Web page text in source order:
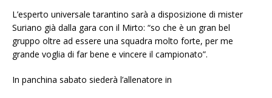
L’esperto universale tarantino sarà a disposizione di mister
Suriano già dalla gara con il Mirto: “so che è un gran bel
gruppo oltre ad essere una squadra molto forte, per me
grande voglia di far bene e vincere il campionato”.
In panchina sabato siederà l’allenatore in